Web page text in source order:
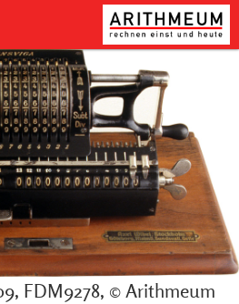
FDM9278, © Arithmeum